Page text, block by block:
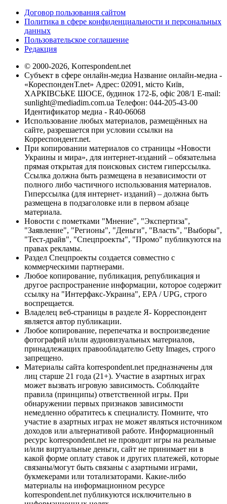
Договор пользования сайтом
Политика в сфере конфиденциальности и персональных
данных
Пользовательское соглашение
Редакция
© 2000-2026, Korrespondent.net
Субъект в сфере онлайн-медиа Название онлайн-медиа -
«КореспонденТ.net» Адрес: 02091, місто Київ,
ХАРКІВСЬКЕ ШОСЕ, будинок 172-Б, офіс 208/1 E-mail:
sunlight@mediadim.com.ua Телефон: 044-205-43-00
Идентификатор медиа - R40-06068
Использование любых материалов, размещённых на
сайте, разрешается при условии ссылки на
Корреспондент.net.
При копировании материалов со страницы «Новости
Украины и мира», для интернет-изданий – обязательна
прямая открытая для поисковых систем гиперссылка.
Ссылка должна быть размещена в независимости от
полного либо частичного использования материалов.
Гиперссылка (для интернет- изданий) – должна быть
размещена в подзаголовке или в первом абзаце
материала.
Новости с пометками "Мнение", "Экспертиза",
"Заявление", "Регионы", "Деньги", "Власть", "Выборы",
"Тест-драйв", "Спецпроекты", "Промо" публикуются на
правах рекламы.
Раздел Спецпроекты создается совместно с
коммерческими партнерами.
Любое копирование, публикация, републикация и
другое распространение информации, которое содержит
ссылку на "Интерфакс-Украина", EPA / UPG, строго
воспрещается.
Владелец веб-страницы в разделе Я- Корреспондент
является автор публикации.
Любое копирование, перепечатка и воспроизведение
фотографий и/или аудиовизуальных материалов,
принадлежащих правообладателю Getty Images, строго
запрещено.
Материалы сайта korrespondent.net предназначены для
лиц старше 21 года (21+). Участие в азартных играх
может вызвать игровую зависимость. Соблюдайте
правила (принципы) ответственной игры. При
обнаружении первых признаков зависимости
немедленно обратитесь к специалисту. Помните, что
участие в азартных играх не может являться источником
доходов или альтернативой работе. Информационный
ресурс korrespondent.net не проводит игры на реальные
и/или виртуальные деньги, сайт не принимает ни в
какой форме оплату ставок и других платежей, которые
связаны/могут быть связаны с азартными играми,
букмекерами или тотализаторами. Какие-либо
материалы на информационном ресурсе
korrespondent.net публикуются исключительно в